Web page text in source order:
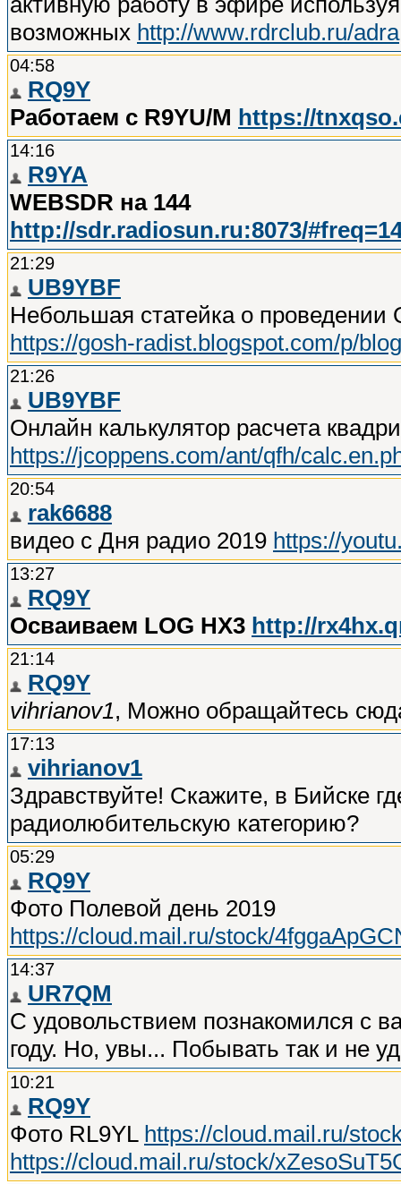
возможных http://www.rdrclub.ru/adra
04:58
RQ9Y
Работаем с R9YU/M https://
14:16
R9YA
WEBSDR на 144
http://sdr.radiosun.ru:8073/
21:29
UB9YBF
Небольшая статейка о проведении
https://gosh-radist.blogspot.com/p/
21:26
UB9YBF
Онлайн калькулятор расчета
https://jcoppens.com/ant/qfh/
20:54
rak6688
видео с Дня радио 2019 https://
13:27
RQ9Y
Осваиваем LOG HX3 http://
21:14
RQ9Y
vihrianov1, Можно обращайтесь
17:13
vihrianov1
Здравствуйте! Скажите, в Бийске
радиолюбительскую категорию?
05:29
RQ9Y
Фото Полевой день 2019
https://cloud.mail.ru/stock/
14:37
UR7QM
С удовольствием познакомился с
году. Но, увы... Побывать так и не
10:21
RQ9Y
Фото RL9YL https://cloud.mail.ru/
https://cloud.mail.ru/stock/